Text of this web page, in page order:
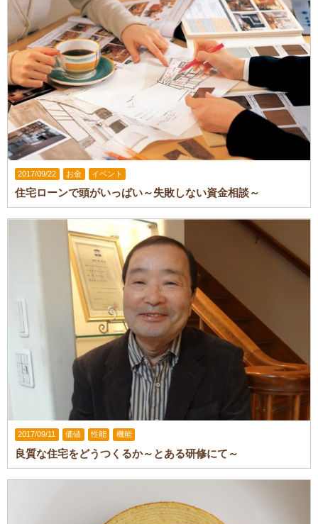
2017/09/22 お金 イベント
住宅ローンで頭がいっぱい～失敗しない資金相談～
2017/09/11 価値 性能 機能
良質な住宅をどうつくるか～とある研修にて～